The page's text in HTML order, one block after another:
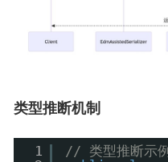
类型推断机制
1
// 类型推断示例